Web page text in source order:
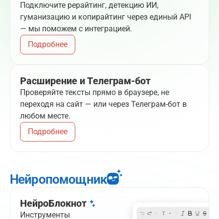
Подключите рерайтинг, детекцию ИИ,
гуманизацию и копирайтинг через единый API
— мы поможем с интеграцией.
Подробнее
Расширение и Телеграм-бот
Проверяйте тексты прямо в браузере, не
переходя на сайт — или через Телеграм-бот в
любом месте.
Подробнее
Нейропомощник
НейроБлокнот
Инструменты